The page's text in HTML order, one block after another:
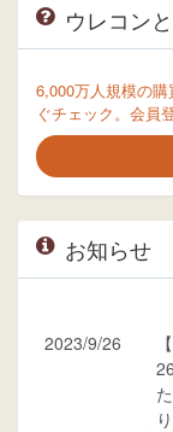
ウレコン
6,000万人規模の
ぐチェック。会員
お知らせ
2023/9/26